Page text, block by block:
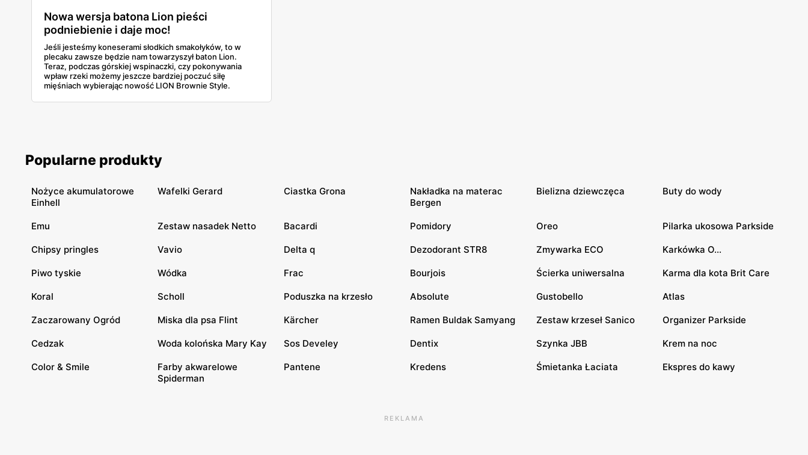
Nowa wersja batona Lion pieści
podniebienie i daje moc!
Jeśli jesteśmy koneserami słodkich smakołyków, to w
plecaku zawsze będzie nam towarzyszył baton Lion.
Teraz, podczas górskiej wspinaczki, czy pokonywania
wpław rzeki możemy jeszcze bardziej poczuć siłę
mięśniach wybierając nowość LION Brownie Style.
Popularne produkty
Nożyce akumulatorowe
Einhell
Wafelki Gerard Ciastka Grona
Nakładka na materac
Bergen
Bielizna dziewczęca Buty do wody
Emu Zestaw nasadek Netto Bacardi Pomidory Oreo Pilarka ukosowa Parkside
Chipsy pringles Vavio Delta q Dezodorant STR8 Zmywarka ECO Karkówka O...
Piwo tyskie Wódka Frac Bourjois Ścierka uniwersalna Karma dla kota Brit Care
Koral Scholl Poduszka na krzesło Absolute Gustobello Atlas
Zaczarowany Ogród Miska dla psa Flint Kärcher Ramen Buldak Samyang Zestaw krzeseł Sanico Organizer Parkside
Cedzak Woda kolońska Mary Kay Sos Develey Dentix Szynka JBB Krem na noc
Color & Smile
Farby akwarelowe
Spiderman
Pantene Kredens Śmietanka Łaciata Ekspres do kawy
REKLAMA